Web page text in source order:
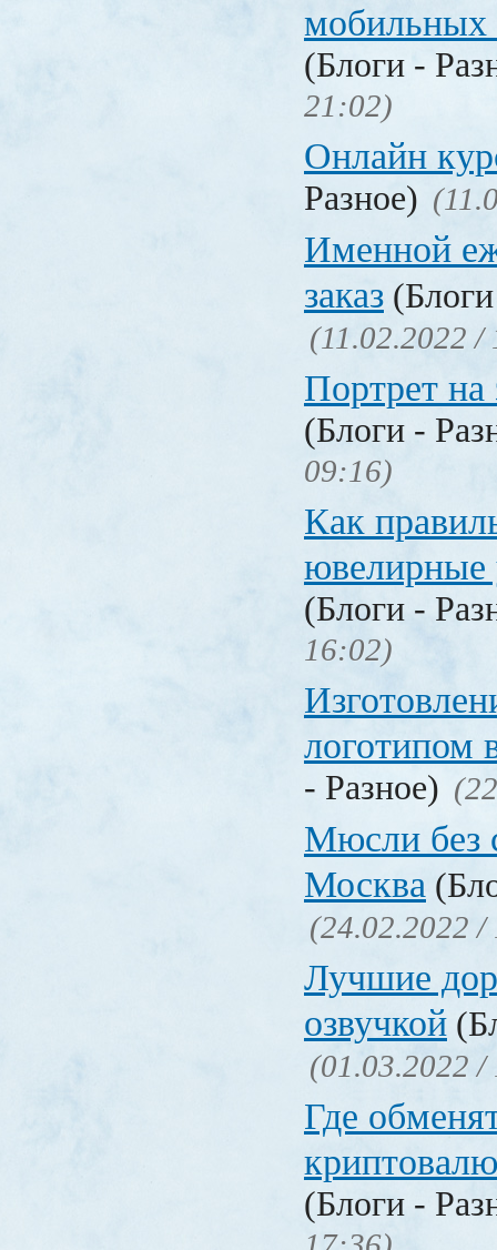
мобильных
(Блоги -
21:02)
Онлайн
Разное)
Именной
заказ
(11.02.2022 /
Портрет на
(Блоги -
09:16)
Как
ювелирные
(Блоги -
16:02)
логотипом
- Разное)
Мюсли без
Москва
(24.02.2022 /
Лучшие
озвучкой
(01.03.2022 /
Где
(Блоги -